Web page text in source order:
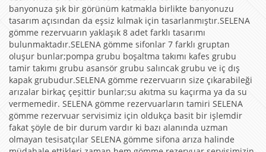
banyonuza şık bir görünüm katmakla birlikte banyonuzu
tasarım açısından da eşsiz kılmak için tasarlanmıştır.SELENA
gömme rezervuarın yaklaşık 8 adet farklı tasarımı
bulunmaktadır.SELENA gömme sifonlar 7 farklı gruptan
oluşur bunlar;pompa grubu boşaltma takımı kafes grubu
tamir takımı grubu asansör grubu salıncak grubu ve iç dış
kapak grubudur.SELENA gömme rezervuarın size çıkarabileği
arızalar birkaç çeşittir bunlar;su akıtma su kaçırma ya da su
vermemedir. SELENA gömme rezervuarların tamiri SELENA
gömme rezervuar servisimiz için oldukça basit bir işlemdir
fakat şöyle de bir durum vardır ki bazı alanında uzman
olmayan tesisatçılar SELENA gömme sifona arıza halinde